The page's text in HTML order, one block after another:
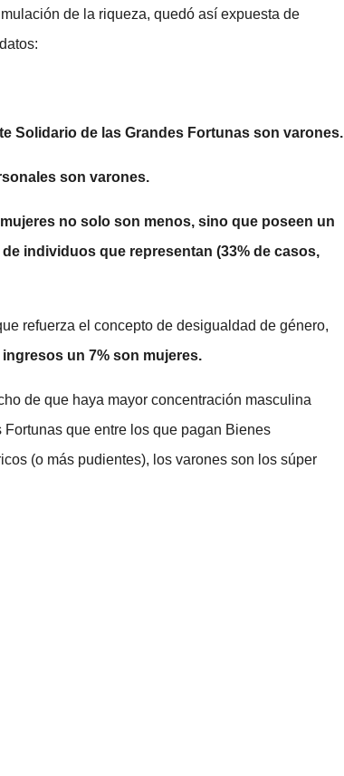
de la riqueza, quedó así expuesta de
Solidario de las Grandes Fortunas son varones.
son varones.
no solo son menos, sino que poseen un
individuos que representan (33% de casos,
refuerza el concepto de desigualdad de género,
un 7% son mujeres.
de que haya mayor concentración masculina
que entre los que pagan Bienes
(o más pudientes), los varones son los súper